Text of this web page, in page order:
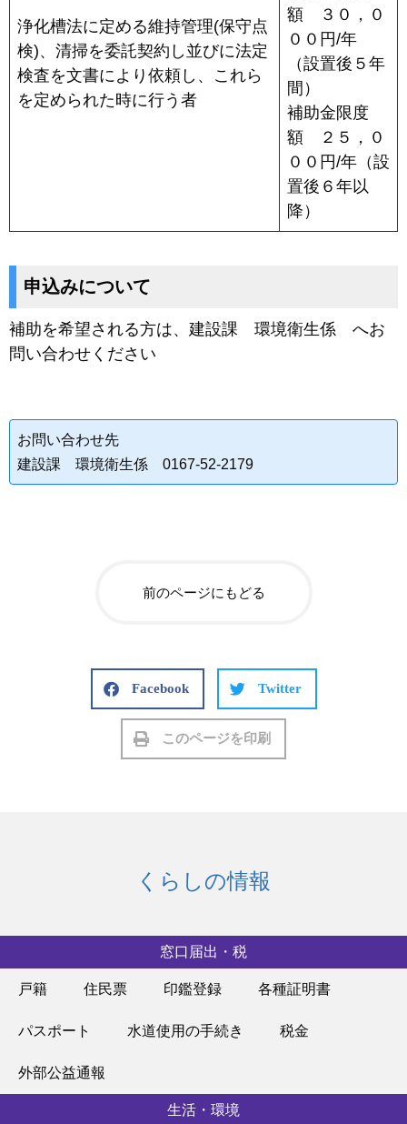
浄化槽法に定める維持管理(保守点
検)、清掃を委託契約し並びに法定
検査を文書により依頼し、これら
を定められた時に行う者
額 ３０，０
００円/年
（設置後５年
間）
補助金限度
額 ２５，０
００円/年（設
置後６年以
降）
申込みについて
補助を希望される方は、建設課 環境衛生係 へお
問い合わせください
お問い合わせ先
建設課 環境衛生係 0167-52-2179
前のページにもどる
Facebook Twitter
このページを印刷
くらしの情報
窓口届出・税
戸籍 住民票 印鑑登録 各種証明書
パスポート 水道使用の手続き 税金
外部公益通報
生活・環境